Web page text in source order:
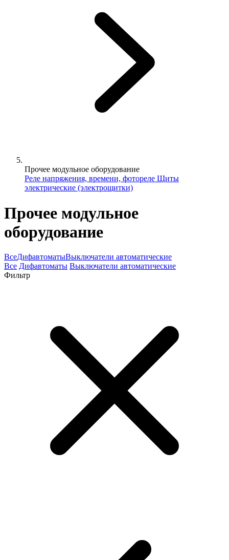
Прочее модульное оборудование
Реле напряжения, времени, фотореле Щиты
электрические (электрощитки)
Прочее модульное
оборудование
ВсеДифавтоматыВыключатели автоматические
Все Дифавтоматы Выключатели автоматические
Фильтр